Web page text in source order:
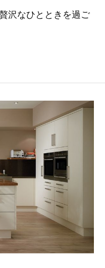
沢なひとときを過ご